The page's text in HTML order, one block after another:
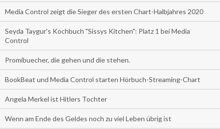
Media Control zeigt die Sieger des ersten Chart-Halbjahres 2020
Seyda Taygur's Kochbuch "Sissys Kitchen": Platz 1 bei Media
Control
Promibuecher, die gehen und die stehen.
BookBeat und Media Control starten Hörbuch-Streaming-Chart
Angela Merkel ist Hitlers Tochter
Wenn am Ende des Geldes noch zu viel Leben übrig ist